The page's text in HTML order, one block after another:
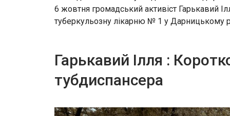
6 жовтня громадський активіст Гарькавий
туберкульозну лікарню № 1 у Дарницькому
Гарькавий Ілля :
тубдиспансера